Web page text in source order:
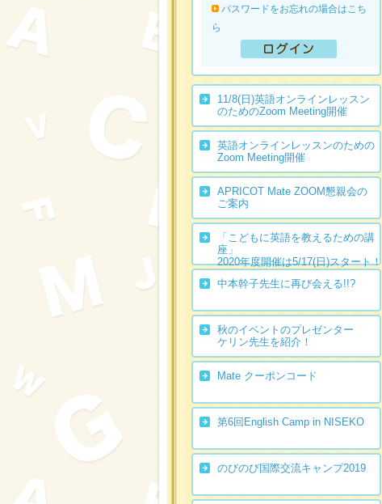
パスワードをお忘れの場合はこち
ら
11/8(日)英語オンラインレッスン
のためのZoom Meeting開催
英語オンラインレッスンのための
Zoom Meeting開催
APRICOT Mate ZOOM懇親会の
ご案内
「こどもに英語を教えるための講
座」
2020年度開催は5/17(日)スタート！
中本幹子先生に再び会える!!?
秋のイベントのプレゼンター
ケリン先生を紹介！
Mate クーポンコード
第6回English Camp in NISEKO
のびのび国際交流キャンプ2019